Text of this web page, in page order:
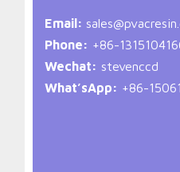
Email:
Phone: +86-
Wechat: stevenccd
What’sApp: +86-